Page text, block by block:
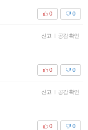
0
0
신고 | 공감 확인
0
0
신고 | 공감 확인
0
0